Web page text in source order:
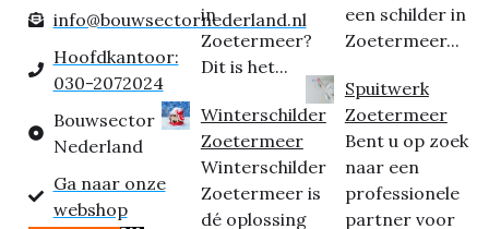
info@bouwsectornederland.nl
Hoofdkantoor:
030-2072024
Bouwsector
Nederland
Ga naar onze
webshop
in
Zoetermeer?
Dit is het...
Winterschilder
Zoetermeer
Winterschilder
Zoetermeer is
dé oplossing
een schilder in
Zoetermeer...
Spuitwerk
Zoetermeer
Bent u op zoek
naar een
professionele
partner voor